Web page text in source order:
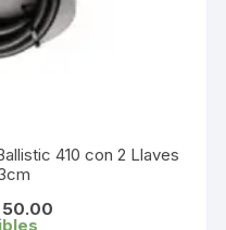
410 con 2 Llaves
50.00